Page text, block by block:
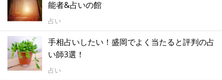
能者&占いの館
占い
手相占いしたい！盛岡でよく当たると評判の占
い師3選！
占い